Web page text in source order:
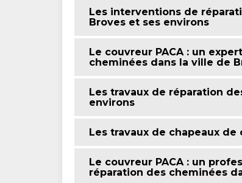
Les interventions de
Broves et ses environs
Le couvreur PACA : un
cheminées dans la ville de
Les travaux de réparation
environs
Les travaux de chapeaux
Le couvreur PACA : un
réparation des cheminées